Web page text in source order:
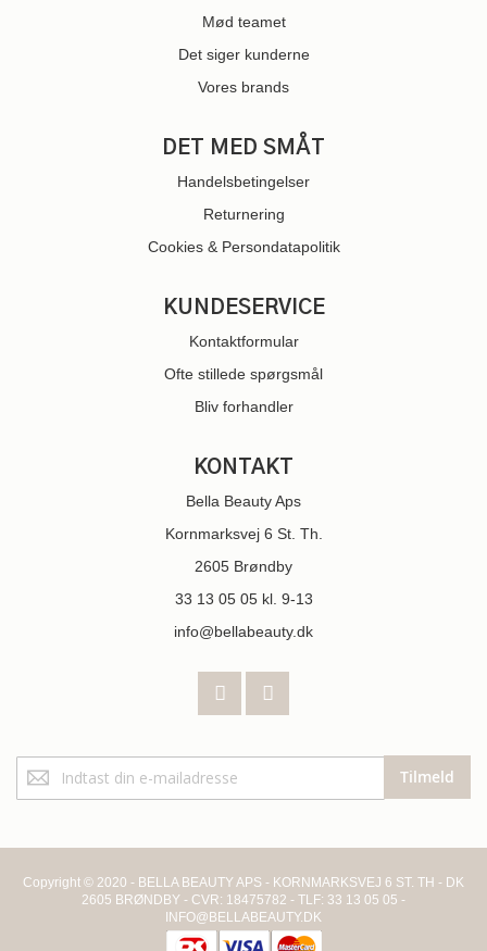
Mød teamet
Det siger kunderne
Vores brands
DET MED SMÅT
Handelsbetingelser
Returnering
Cookies & Persondatapolitik
KUNDESERVICE
Kontaktformular
Ofte stillede spørgsmål
Bliv forhandler
KONTAKT
Bella Beauty Aps
Kornmarksvej 6 St. Th.
2605 Brøndby
33 13 05 05kl. 9-13
info@bellabeauty.dk
Tilmeld
dig
Tilmeld
Copyright © 2020 - BELLA BEAUTY APS - KORNMARKSVEJ 6 ST. TH - DK
2605 BRØNDBY - CVR: 18475782 - TLF: 33 13 05 05 -
INFO@BELLABEAUTY.DK